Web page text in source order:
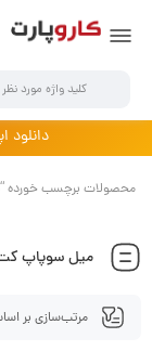
دانلود
محصولات برچسب خورده
میل سوپاپ